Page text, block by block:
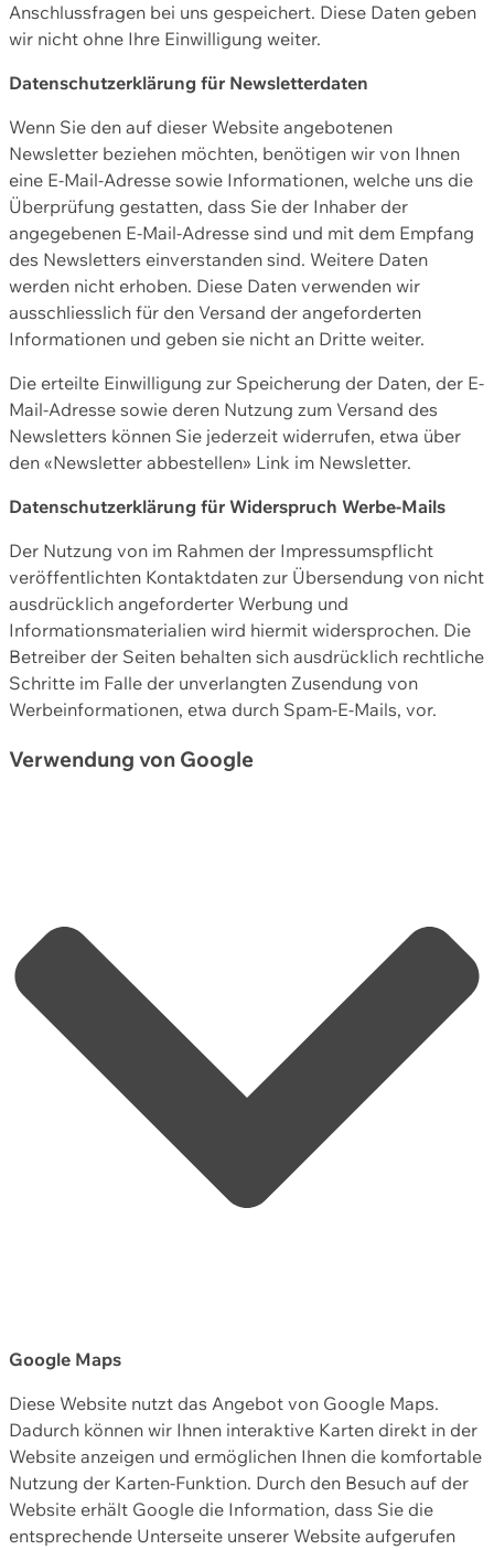
Anschlussfragen bei uns gespeichert. Diese Daten geben
wir nicht ohne Ihre Einwilligung weiter.
Datenschutzerklärung für Newsletterdaten
Wenn Sie den auf dieser Website angebotenen
Newsletter beziehen möchten, benötigen wir von Ihnen
eine E-Mail-Adresse sowie Informationen, welche uns die
Überprüfung gestatten, dass Sie der Inhaber der
angegebenen E-Mail-Adresse sind und mit dem Empfang
des Newsletters einverstanden sind. Weitere Daten
werden nicht erhoben. Diese Daten verwenden wir
ausschliesslich für den Versand der angeforderten
Informationen und geben sie nicht an Dritte weiter.
Die erteilte Einwilligung zur Speicherung der Daten, der E-
Mail-Adresse sowie deren Nutzung zum Versand des
Newsletters können Sie jederzeit widerrufen, etwa über
den «Newsletter abbestellen» Link im Newsletter.
Datenschutzerklärung für Widerspruch Werbe-Mails
Der Nutzung von im Rahmen der Impressumspflicht
veröffentlichten Kontaktdaten zur Übersendung von nicht
ausdrücklich angeforderter Werbung und
Informationsmaterialien wird hiermit widersprochen. Die
Betreiber der Seiten behalten sich ausdrücklich rechtliche
Schritte im Falle der unverlangten Zusendung von
Werbeinformationen, etwa durch Spam-E-Mails, vor.
Verwendung von Google
Google Maps
Diese Website nutzt das Angebot von Google Maps.
Dadurch können wir Ihnen interaktive Karten direkt in der
Website anzeigen und ermöglichen Ihnen die komfortable
Nutzung der Karten-Funktion. Durch den Besuch auf der
Website erhält Google die Information, dass Sie die
entsprechende Unterseite unserer Website aufgerufen